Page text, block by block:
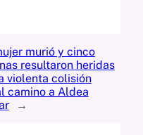
murió y cinco
resultaron heridas
violenta colisión
camino a Aldea
→